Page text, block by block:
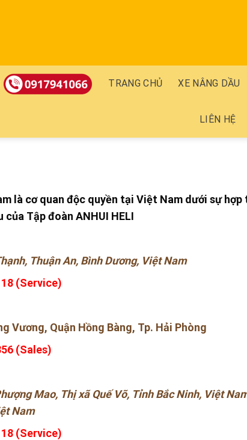
TRANG CHỦ XE NÂNG DẦU
LIÊN HỆ
là cơ quan độc quyền tại Việt Nam dưới sự hợp
Tập đoàn ANHUI HELI
Thuận An, Bình Dương, Việt Nam
(Service)
Vương, Quận Hồng Bàng, Tp. Hải Phòng
(Sales)
Mao, Thị xã Quế Võ, Tỉnh Bắc Ninh, Việt
Nam
(Service)